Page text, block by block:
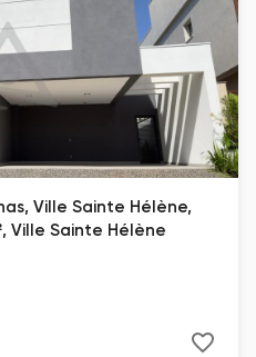
Ville Sainte Hélène,
Ville Sainte Hélène